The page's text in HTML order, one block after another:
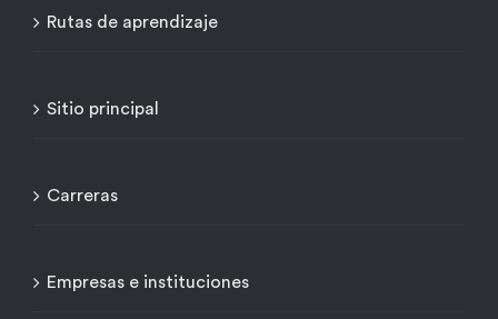
Rutas de aprendizaje
Sitio principal
Carreras
Empresas e instituciones